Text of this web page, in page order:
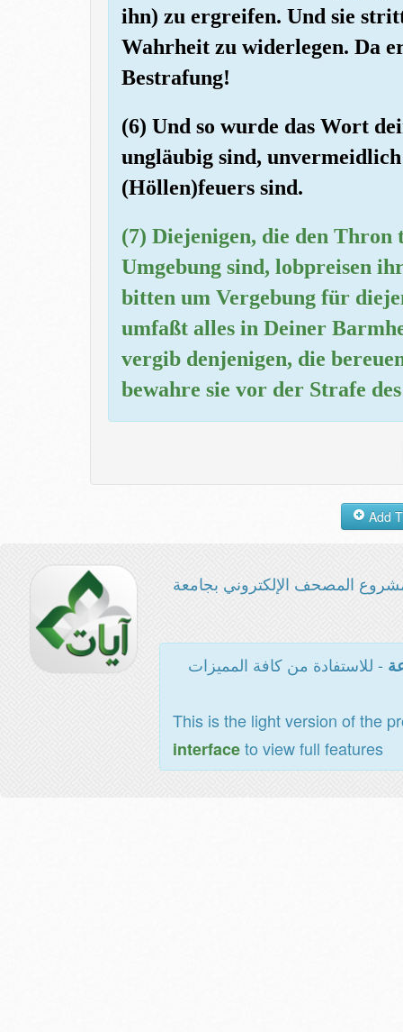
ihn) zu ergreifen. Und sie
Wahrheit zu widerlegen. Da
Bestrafung!
(6) Und so wurde das Wort
ungläubig sind,
(Höllen)feuers sind.
(7) Diejenigen, die den Thron
Umgebung sind, lobpreisen
bitten um Vergebung für
umfaßt alles in Deiner
vergib denjenigen, die
bewahre sie vor der Strafe
المصحف الإلكتروني بجامعة
- للاستفادة من كافة المميزات
This is the light version of the
interfaceto view full features